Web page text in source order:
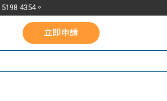
5198 4354。
立即申請